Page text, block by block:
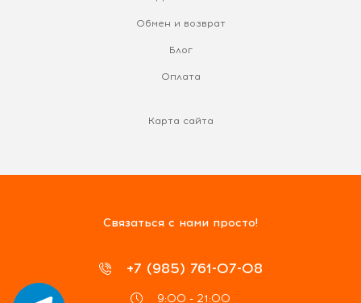
Обмен и возврат
Блог
Оплата
Карта сайта
Связаться с нами просто!
+7 (985) 761-07-08
9:00 - 21:00